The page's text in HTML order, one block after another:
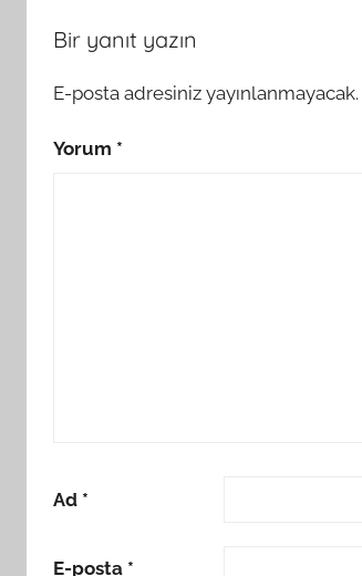
Bir yanıt yazın
E-posta adresiniz yayınlanmayacak.
Yorum *
Ad *
E-posta *